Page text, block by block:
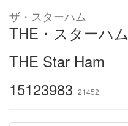
ザ・スターハム
THE・スターハム
THE Star Ham
15123983 21452